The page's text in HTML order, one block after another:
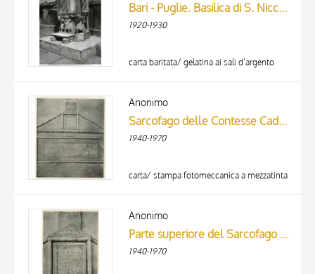
Bari - Puglie. Basilica di S. Niccola. Sedia di Elia. (XI. Secolo).
1920-1930
carta baritata/ gelatina ai sali d’argento
Anonimo
Sarcofago delle Contesse Cadolingie Gasdia e Cilla (Fine del secolo XI. Nell'atrio della Badia di Settimo).
1940-1970
carta/ stampa fotomeccanica a mezzatinta
Anonimo
Parte superiore del Sarcofago delle Contesse Cadolingie e iscriz. Sepolcrale della contessa Cilla (+ 1096). (Fine del secolo XI. Nell'atrio della Badia di Settimo).
1940-1970